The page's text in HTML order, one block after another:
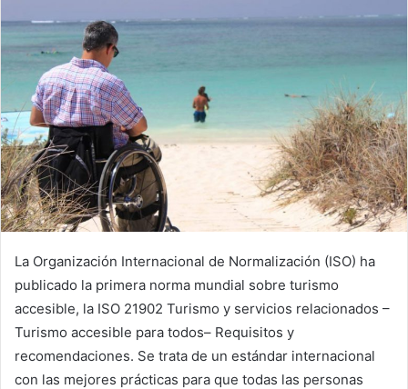
La Organización Internacional de Normalización (ISO) ha
publicado la primera norma mundial sobre turismo
accesible, la ISO 21902 Turismo y servicios relacionados –
Turismo accesible para todos– Requisitos y
recomendaciones. Se trata de un estándar internacional
con las mejores prácticas para que todas las personas